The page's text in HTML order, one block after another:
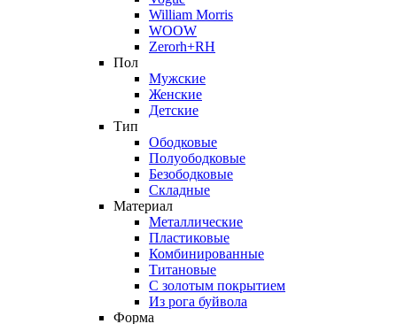
William Morris
WOOW
Zerorh+RH
Пол
Мужские
Женские
Детские
Тип
Ободковые
Полуободковые
Безободковые
Складные
Материал
Металлические
Пластиковые
Комбинированные
Титановые
С золотым покрытием
Из рога буйвола
Форма